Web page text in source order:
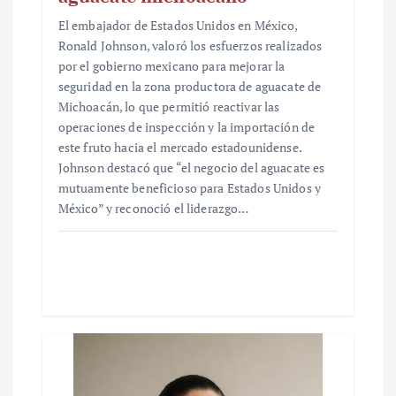
El embajador de Estados Unidos en México,
Ronald Johnson, valoró los esfuerzos realizados
por el gobierno mexicano para mejorar la
seguridad en la zona productora de aguacate de
Michoacán, lo que permitió reactivar las
operaciones de inspección y la importación de
este fruto hacia el mercado estadounidense.
Johnson destacó que “el negocio del aguacate es
mutuamente beneficioso para Estados Unidos y
México” y reconoció el liderazgo…